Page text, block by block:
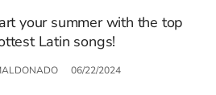
your summer with the top
Latin songs!
06/22/2024